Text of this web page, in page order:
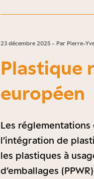
23 décembre 2025 - Par Pierre-
Plastique
européen
Les
l’intégration de
les plastiques à
d’emballages